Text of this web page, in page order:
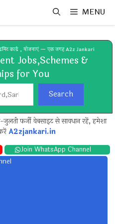
MENU
कार्ड , योजनाएं — एक जगह A2z Jankari
Jobs,Schemes &
for You
Search
जुलती फर्जी वेबसाइट से सावधान रहें, हमेशा
A2zjankari.in
Join WhatsApp Channel